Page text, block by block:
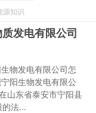
源知识
发电有限公司
物发电有限公司怎
阳生物发电有限公
山东省泰安市宁阳县
法...